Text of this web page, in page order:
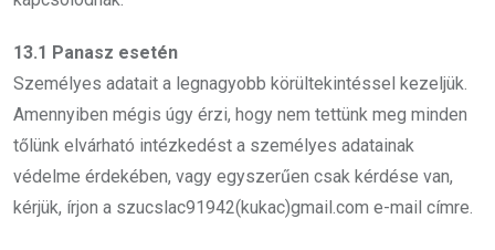
13.1 Panasz esetén
Személyes adatait a legnagyobb körültekintéssel kezeljük.
Amennyiben mégis úgy érzi, hogy nem tettünk meg minden
tőlünk elvárható intézkedést a személyes adatainak
védelme érdekében, vagy egyszerűen csak kérdése van,
kérjük, írjon a szucslac91942(kukac)gmail.com e-mail címre.